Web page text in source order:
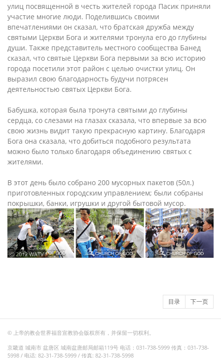
улиц посвященной в честь жителей города Пасик приняли
участие многие люди. Поделившись своими
впечатлениями он сказал, что братская дружба между
святыми Церкви Бога и жителями тронула его до глубины
души. Также представитель местного сообщества Банед
сказал, что святые Церкви Бога первыми за всю историю
города посетили этот район с целью очистки улиц. Он
выразил свою благодарность будучи потрясен
деятельностью святых Церкви Бога.
Бабушка, которая была тронута святыми до глубины
сердца, со слезами на глазах сказала, что впервые за всю
свою жизнь видит такую прекрасную картину. Благодаря
Бога она сказала, что добиться подобного результата
можно было только благодаря объединению святых с
жителями.
В этот день было собрано 200 мусорных пакетов (50л.)
приготовленных городским управлением; были собраны
покрышки, банки, игрушки и другой бытовой мусор.
ⓒ 2012 WATV
目录 下一页
© 上帝的教会世界福音宣教协会版权所有，并保留一切权利。
京畿道 城南市 盆唐区 城南盆唐邮局邮箱119号 电话：031-738-5999 传真：031-738-
5998 / 电话: 82-31-738-5999 / 传真: 82-31-738-5998